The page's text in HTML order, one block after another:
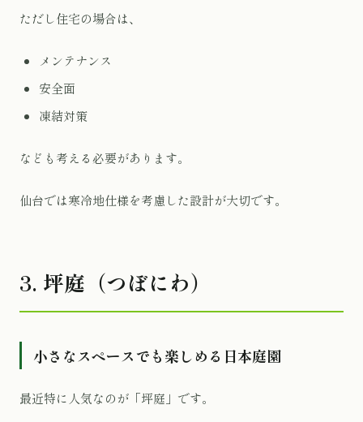
ただし住宅の場合は、
メンテナンス
安全面
凍結対策
なども考える必要があります。
仙台では寒冷地仕様を考慮した設計が大切です。
3. 坪庭（つぼにわ）
小さなスペースでも楽しめる日本庭園
最近特に人気なのが「坪庭」です。